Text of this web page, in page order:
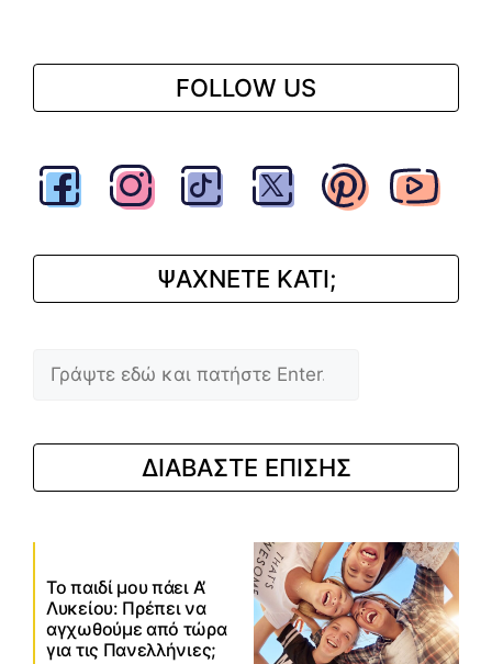
FOLLOW US
ΨΑΧΝΕΤΕ ΚΑΤΙ;
ΔΙΑΒΑΣΤΕ ΕΠΙΣΗΣ
Το παιδί μου πάει Α’
Λυκείου: Πρέπει να
αγχωθούμε από τώρα
για τις Πανελλήνιες;